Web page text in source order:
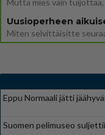
Eppu Normaali jätti
Suomen pelimuseo